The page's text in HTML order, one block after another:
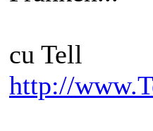
cu Tell
http://